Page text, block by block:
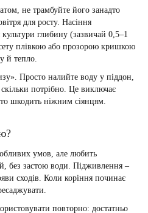
не трамбуйте його занадто
для росту. Насіння
глибину (зазвичай 0,5–1
плівкою або прозорою кришкою
й тепло.
Просто налийте воду у піддон,
скільки потрібно. Це виключає
шкодить ніжним сіянцям.
умов, але любить
без застою води. Підживлення –
сходів. Коли коріння починає
повторно: достатньо